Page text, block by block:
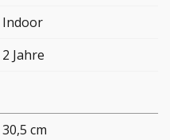
Indoor
2 Jahre
30,5 cm